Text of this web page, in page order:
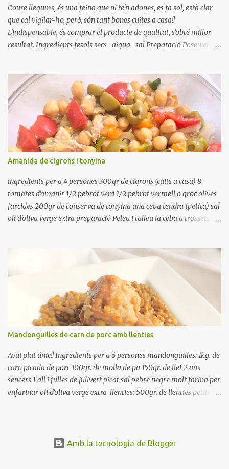
Coure llegums, és una feina que ni te'n adones, es fa sol, està clar
que cal vigilar-ho, però, són tant bones cuites a casa!!
L'indispensable, és comprar el producte de qualitat, s'obté millor
resultat. Ingredients fesols secs -aigua -sal Preparació Poseu els
quan arrenca el bull, canvieu l'aigua bullint, per aigua freda,
repetiu dues o tres vegades, abaixeu el foc i atureu la ebullició, dues
o tres vegades afegint aigua freda, han de coure a foc baix, quasi
be, sense bullir i sempre sempre, amb l'olla tapada, entre 1 hora i 1
hora i mitja. Saleu 10 minuts abans de retirar del foc. Heu de veure
vosaltres el moment en que ja estan cuites. Anotacions Deixeu
refredar en la mateixa olla. El caldo de coure els fesols, es pot
utilitzar per una crema o sopa. Ingredientes judias -agua -sal
Preparación Ponga las judías a r...
Amanida de cigrons i tonyina
ingredients per a 4 persones 300gr de cigrons (cuits a casa) 8
tomates d'amanir 1/2 pebrot verd 1/2 pebrot vermell o groc olives
farcides 200gr de conserva de tonyina una ceba tendra (petita) sal
oli d'oliva verge extra preparació Peleu i talleu la ceba a trossets i
Renteu les tomates i talleu-les a octaus. Talleu les olives a
rodanxes. Una hora abans de portar a la taula, poseu els cigrons,
ben escorreguts, en un bol, amb la resta d'ingredients: les tomates,
el pebrot, la ceba, (escorreguda), les olives i la tonyina esmicolada.
Amaniu amb sal i oli... bon profit!!
Mandonguilles de carn de porc amb llenties
Avui plat únic!! Ingredients per a 6 persones mandonguilles: 1kg. de
carn picada de porc 100gr. de molla de pa 150gr. de llet 2 ous
sencers 1 all i fulles de julivert picat sal pebre negre molt farina per
enfarinar oli d'oliva verge extra llenties: 500gr. de llenties petites
entre 40 i 50 minuts. Poseu la carn picada en un bol i barregeu-la
Amb la tecnologia de Blogger